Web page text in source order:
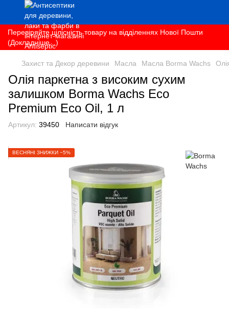
Перевіряйте цілісність товару на відділеннях Нової Пошти
(Докладніше...)
Захист та Декор деревини Масла Масла Borma Wachs
Олія паркетна з високим сухим
залишком Borma Wachs Eco
Premium Eco Oil, 1 л
Артикул: 39450 Написати відгук
ВЕСНЯНІ ЗНИЖКИ −5%